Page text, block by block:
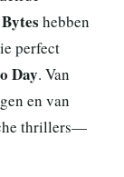
hebben
perfect
Day. Van
en van
thrillers—